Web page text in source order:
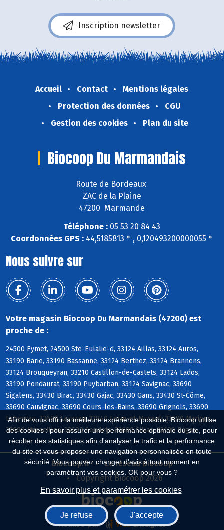
Afin de vous offrir la meilleure expérience possible, Biocoop utilise
des cookies : pour assurer une performance optimale du site, pour
récolter des statistiques afin d'analyser le trafic et la performance
du site et vous proposer une navigation personnalisée en toute
sécurité. Vous pouvez changer d'avis à tout moment en
paramétrant vos cookies. OK pour vous ?
En savoir plus et paramétrer les cookies
Je refuse J'accepte
Inscription newsletter
Accueil Contact
Mentions légales
Protection des données
CGU
Gestion des cookies
Plan du site
Biocoop Du Marmandais
Route de Bordeaux
ZAC de la Plaine
47200 Marmande
Téléphone : 05 53 20 84 43
Coordonnées GPS : 44,5185813 ° , 0,120493200000055 °
Nous suivre sur
Votre magasin Biocoop Du Marmandais (47200) est
proche de :
24500 Eymet, 24500 Ste-Eulalie-d, 33124 Aillas, 33124 Auros,
33190 Barie, 33190 Bassanne, 33124 Berthez, 33124 Brannens,
33124 Brouqueyran, 33210 Castillon-de-Castets, 33124 Lados,
33190 Pondaurat, 33190 Puybarban, 33124 Savignac, 33690
Sigalens, 33430 Birac, 33430 Gajac, 33430 Gans, 33430 St-Côme,
33690 Cauvignac, 33690 Cours-les-Bains, 33690 Grignols, 33690
Labescau, 33690 Lavazan, 33840 Lerm-et-Musset, 33690 Marions,
33690 Masseilles, 33690 Sendets, 33690 Sillas, 33190 Bagas
Biocoop.fr
Le réseau Biocoop
Copyright Biocoop 2026
Réalisé par